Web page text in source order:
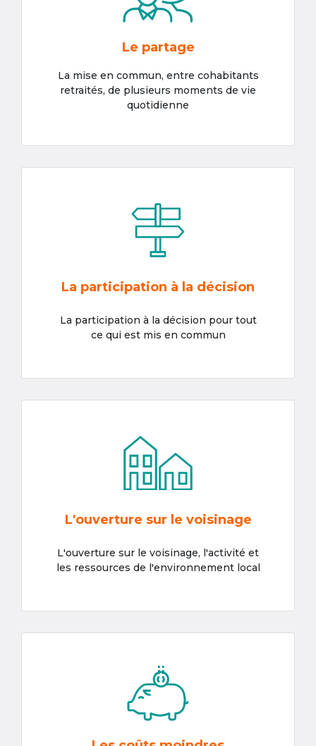
Le partage
La mise en commun, entre cohabitants
retraités, de plusieurs moments de vie
quotidienne
La participation à la décision
La participation à la décision pour tout
ce qui est mis en commun
L'ouverture sur le voisinage
L'ouverture sur le voisinage, l'activité et
les ressources de l'environnement local